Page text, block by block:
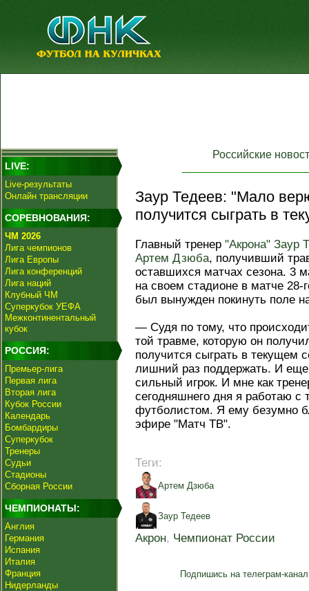
LIVE:
Live-результаты
Онлайн трансляции
СОРЕВНОВАНИЯ:
ЧМ 2026
Лига чемпионов
Лига Европы
Лига конференций
Лига наций
Клубный ЧМ
Суперкубок УЕФА
Межконтинентальный
кубок
РОССИЯ:
Премьер-лига
Первая лига
Вторая лига
Кубок России
Календарь
Бомбардиры
Суперкубок
Тренеры
Судьи
Стадионы
Сборная России
ЧЕМПИОНАТЫ:
Англия
Германия
Испания
Италия
Франция
Нидерланды
Российские
Заур Тедеев: "Мало
получится сыграть в
Главный тренер "Акрона" Заур
Артем Дзюба, получивший
оставшихся матчах сезона. 3
на своем стадионе в матче
был вынужден покинуть поле
— Судя по тому, что
той травме, которую он
получится сыграть в текущем
лишний раз поддержать. И еще
сильный игрок. И мне как
сегодняшнего дня я работаю
футболистом. Я ему безумно
эфире "Матч ТВ".
Теги:
Артем Дзюба
Заур Тедеев
Акрон, Чемпионат России
Подпишись на телеграм-